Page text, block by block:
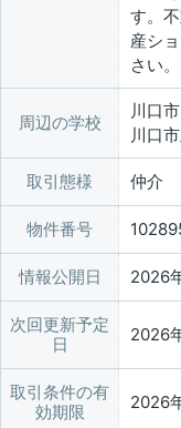
す。
産シ
さい
周辺の学校
川口
川口
取引態様 仲介
物件番号
情報公開日 2026
次回更新予定
日
2026
取引条件の有
効期限
2026